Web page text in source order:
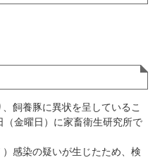
飼養豚に異状を呈しているこ
（金曜日）に家畜衛生研究所で
感染の疑いが生じたため、検